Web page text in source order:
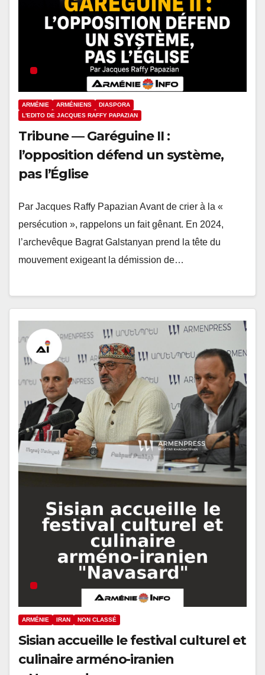
ARMÉNIE ARMÉNIENS
DIASPORA
L'EDITO DE JACQUES RAFFY PAPAZIAN
Tribune — Garéguine II :
l’opposition défend un système,
pas l’Église
Par Jacques Raffy Papazian Avant de crier à la «
persécution », rappelons un fait gênant. En 2024,
l’archevêque Bagrat Galstanyan prend la tête du
mouvement exigeant la démission de…
ARMÉNIE IRAN NON CLASSÉ
Sisian accueille le festival culturel et
culinaire arméno-iranien